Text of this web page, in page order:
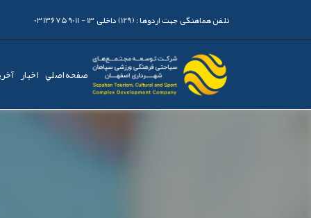
تلفن هماهنگی جهت اردوها :(129) داخلی 13 - 03136759011
صفحه اصلي اخبار